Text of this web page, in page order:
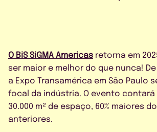
AGENDE UMA DEMO
O BiS SiGMA Americas retorna em
ser maior e melhor do que nunca! De
a Expo Transamérica em São Paulo
focal da indústria. O evento contará
30.000 m² de espaço, 60% maiores
anteriores.